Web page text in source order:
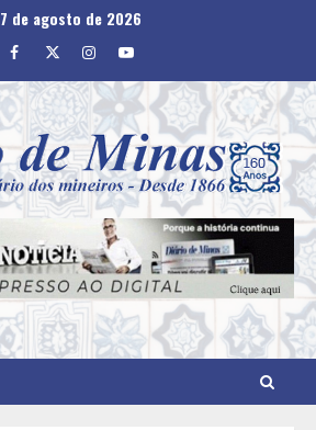
7 de agosto de 2026
Facebook
TwitterInstagram
Youtube